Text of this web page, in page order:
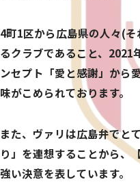
4町1区から広島県の人々(
るクラブであること、 2021
ンセプト「愛と感謝」から
味がこめられております。
また、ヴァリは広島弁でと
り」を連想することから、
強い決意を表しています。